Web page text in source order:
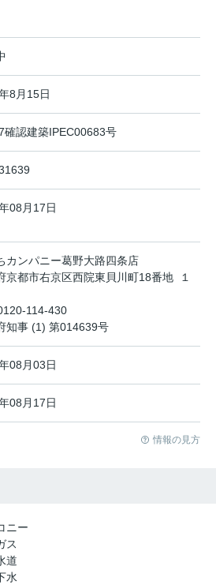
8月15日
確認建築IPEC00683号
08月17日
カンパニー葛野大路四条店
京都市右京区西院東貝川町18番地 １
114-430
知事 (1) 第014639号
08月03日
08月17日
情報の見方
ニー
ス
道
水